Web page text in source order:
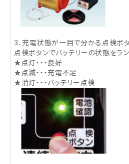
3．充電状態が一目で分かる点検ボタ
点検ボタンでバッテリーの状態をラ
★点灯・・・良好
★点滅・・・充電不足
★消灯・・・バッテリー点検